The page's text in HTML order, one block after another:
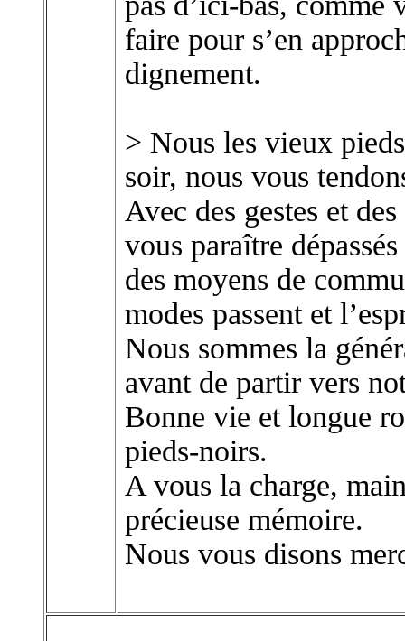
faire pour s’en
dignement.
> Nous les vieux
soir, nous vous
Avec des gestes et
vous paraître
des moyens de
modes passent et
Nous sommes la
avant de partir vers
Bonne vie et longue
pieds-noirs.
A vous la charge,
précieuse mémoire.
Nous vous disons